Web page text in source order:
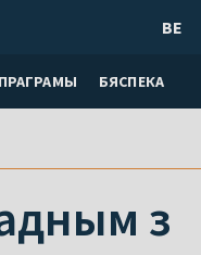
ПРАГРАМЫ БЯСПЕКА
BE
з